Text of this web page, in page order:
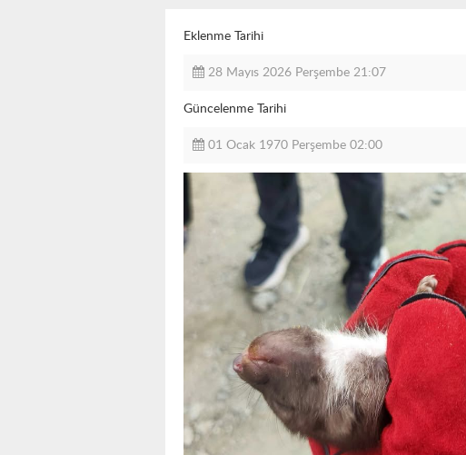
Eklenme Tarihi
28 Mayıs 2026 Perşembe 21:07
Güncelenme Tarihi
01 Ocak 1970 Perşembe 02:00